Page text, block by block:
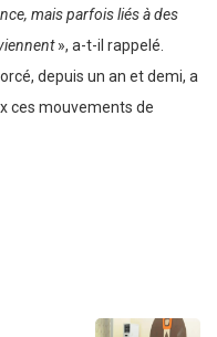
mais parfois liés à des
», a-t-il rappelé.
depuis un an et demi, a
ces mouvements de